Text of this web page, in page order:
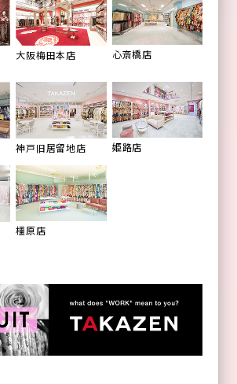
大阪梅田本店 心斎橋店
神戸旧居留地店 姫路店
橿原店